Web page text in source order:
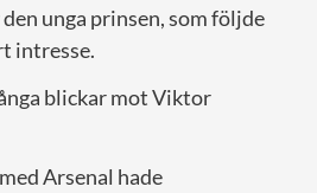
unga prinsen, som följde
intresse.
blickar mot Viktor
Arsenal hade